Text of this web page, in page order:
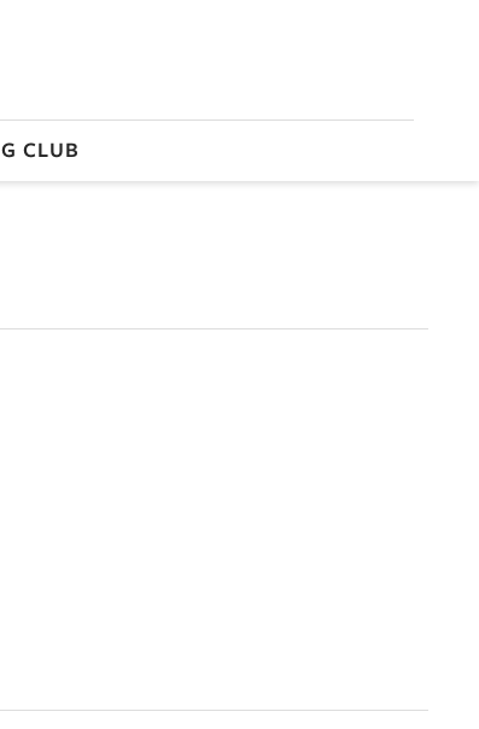
G CLUB